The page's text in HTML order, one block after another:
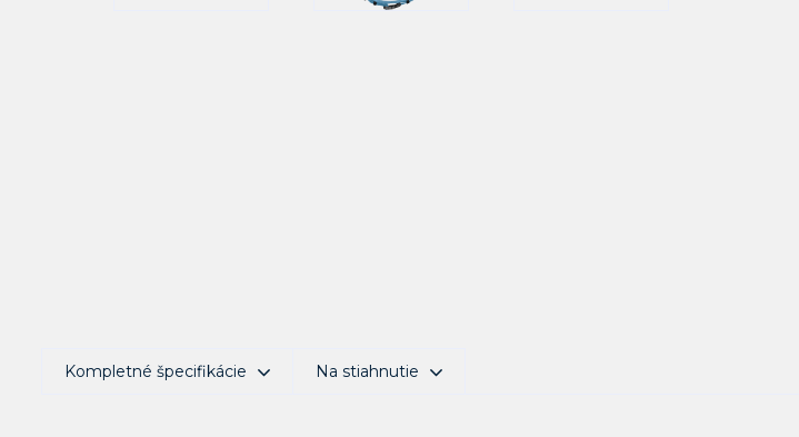
Kompletné špecifikácie Na stiahnutie